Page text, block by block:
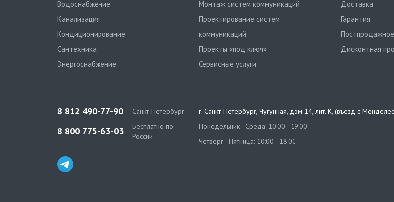
Водоснабжение
Канализация
Кондиционирование
Сантехника
Энергоснабжение
Монтаж систем коммуникаций
Проектирование систем
коммуникаций
Проекты «под ключ»
Сервисные услуги
Доставка
Гарантия
Дисконтная
8 812 490-77-90 Санкт-Петербург
8 800 775-63-03
Бесплатно по
России
г. Санкт-Петербург, Чугунная, дом 14, лит. К, (въезд с
Понедельник - Среда: 10:00 - 19:00
Четверг - Пятница: 10:00 - 18:00